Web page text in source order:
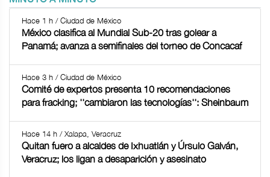
Hace 1 h / Ciudad de México
México clasifica al Mundial Sub-20 tras golear a
Panamá; avanza a semifinales del torneo de Concacaf
Hace 3 h / Ciudad de México
Comité de expertos presenta 10 recomendaciones
para fracking; ''cambiaron las tecnologías'': Sheinbaum
Hace 14 h / Xalapa, Veracruz
Quitan fuero a alcaldes de Ixhuatlán y Úrsulo Galván,
Veracruz; los ligan a desaparición y asesinato